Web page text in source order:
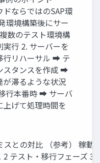
ドならではのSAP環
環境構築後にサー
数のテスト環境構
行 2. サーバーを
行リハーサル ➡ テ
スタンスを作成 ➡
滞るような状況
行本番時 ➡ サーバ
げて処理時間を
スとの対比 （参考） 稼
2 テスト・移行フェーズ